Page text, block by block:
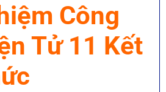
Công
Tử 11 Kết